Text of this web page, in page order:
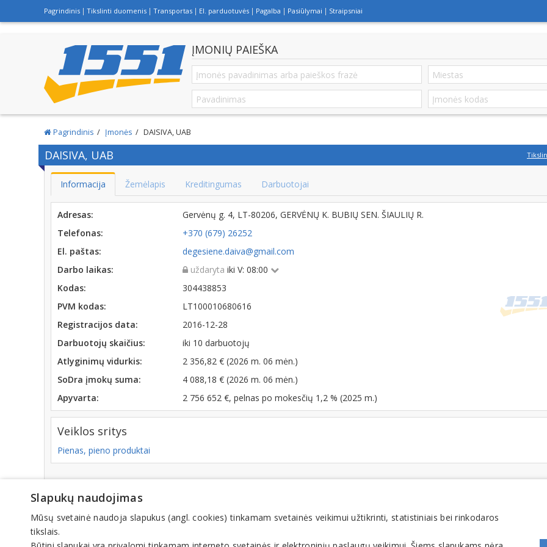
Pagrindinis Tikslinti duomenis Transportas El. parduotuvės Pagalba Pasiūlymai Straipsniai
ĮMONIŲ PAIEŠKA
Pagrindinis Įmonės DAISIVA, UAB
DAISIVA, UAB
Informacija Žemėlapis Kreditingumas Darbuotojai
Adresas:
Gervėnų g. 4, LT-80206, GERVĖNŲ K. BUBIŲ SEN. ŠIAULIŲ R.
Telefonas:
+370 (679) 26252
El. paštas:
degesiene.daiva@gmail.com
Darbo laikas:
uždaryta iki V: 08:00
Kodas:
304438853
PVM kodas:
LT100010680616
Registracijos data:
2016-12-28
Darbuotojų skaičius:
iki 10 darbuotojų
Atlyginimų vidurkis:
2 356,82 € (2026 m. 06 mėn.)
SoDra įmokų suma:
4 088,18 € (2026 m. 06 mėn.)
Apyvarta:
2 756 652 €, pelnas po mokesčių 1,2 % (2025 m.)
Veiklos sritys
Pienas, pieno produktai
Slapukų naudojimas
Mūsų svetainė naudoja slapukus (angl. cookies) tinkamam svetainės veikimui užtikrinti, statistiniais bei rinkodaros
tikslais.